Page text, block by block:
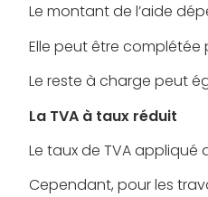
Le montant de l’aide
Elle peut être complétée
Le reste à charge peut
La TVA à taux réduit
Le taux de TVA appliqué
Cependant, pour les